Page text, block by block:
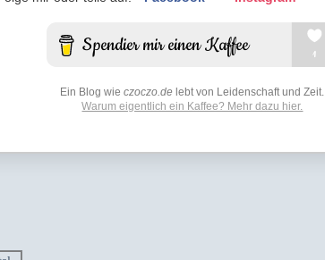
Ein Blog wieczoczo.de lebt von Leidenschaft und Zeit.
Warum eigentlich ein Kaffee? Mehr dazu hier.